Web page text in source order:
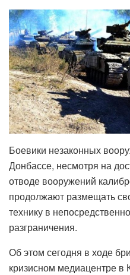
Боевики незаконных
Донбассе, несмотря на
отводе вооружений
продолжают размещать
технику в
разграничения.
Об этом сегодня в ходе
кризисном медиацентре в